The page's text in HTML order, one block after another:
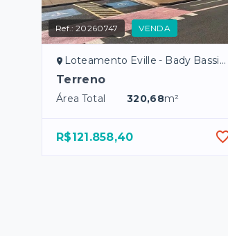
Ref.:20260747 VENDA
Loteamento Eville - Bady Bassitt/SP
Terreno
Área Total 320,68m²
R$121.858,40